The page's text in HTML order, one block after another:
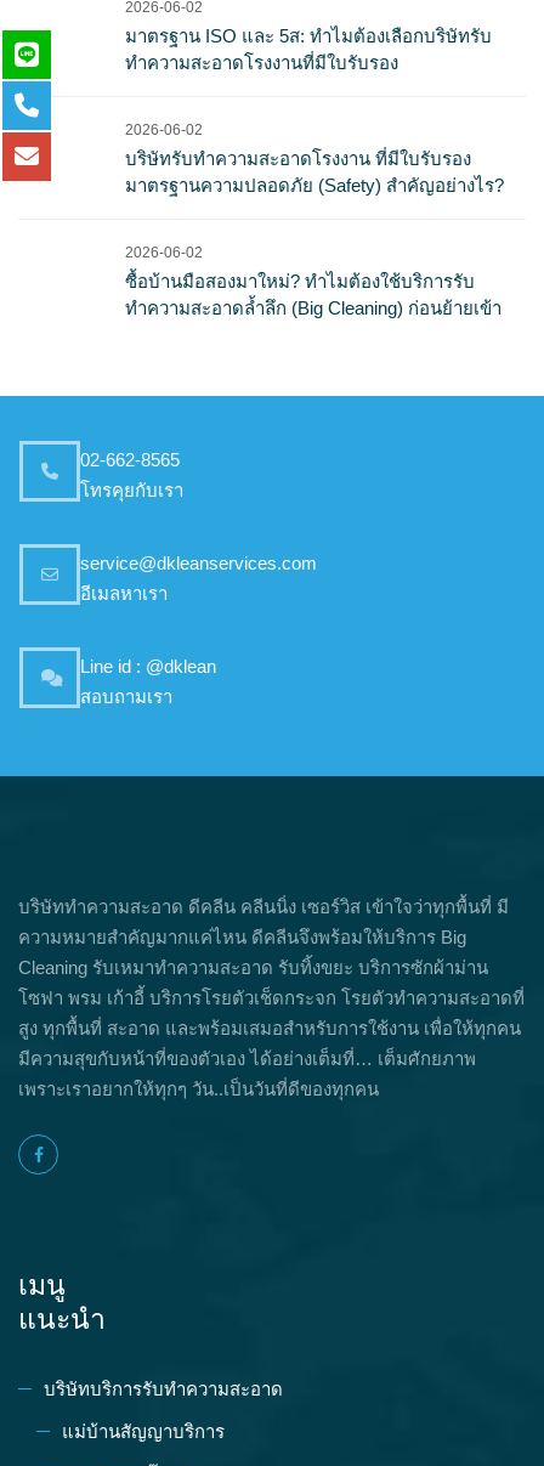
2026-06-02
มาตรฐาน ISO และ 5ส: ทำไมต้องเลือกบริษัทรับ
ทำความสะอาดโรงงานที่มีใบรับรอง
2026-06-02
บริษัทรับทำความสะอาดโรงงาน ที่มีใบรับรอง
มาตรฐานความปลอดภัย (Safety) สำคัญอย่างไร?
2026-06-02
ซื้อบ้านมือสองมาใหม่? ทำไมต้องใช้บริการรับ
ทำความสะอาดล้ำลึก (Big Cleaning) ก่อนย้ายเข้า
02-662-8565
โทรคุยกับเรา
service@dkleanservices.com
อีเมลหาเรา
Line id : @dklean
สอบถามเรา
บริษัททำความสะอาด ดีคลีน คลีนนิ่ง เซอร์วิส เข้าใจว่าทุกพื้นที่ มี
ความหมายสำคัญมากแค่ไหน ดีคลีนจึงพร้อมให้บริการ Big
Cleaning รับเหมาทำความสะอาด รับทิ้งขยะ บริการซักผ้าม่าน
โซฟา พรม เก้าอี้ บริการโรยตัวเช็ดกระจก โรยตัวทำความสะอาดที่
สูง ทุกพื้นที่ สะอาด และพร้อมเสมอสำหรับการใช้งาน เพื่อให้ทุกคน
มีความสุขกับหน้าที่ของตัวเอง ได้อย่างเต็มที่… เต็มศักยภาพ
เพราะเราอยากให้ทุกๆ วัน..เป็นวันที่ดีของทุกคน
เมนู
แนะนำ
บริษัทบริการรับทำความสะอาด
แม่บ้านสัญญาบริการ